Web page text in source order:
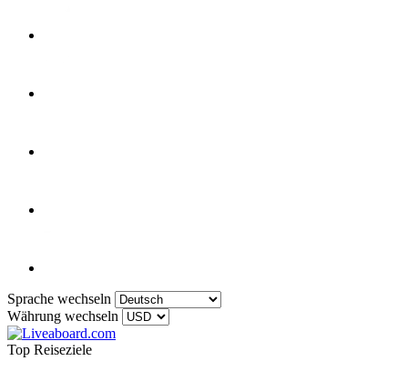
Sprache wechseln
Währung wechseln
Top Reiseziele